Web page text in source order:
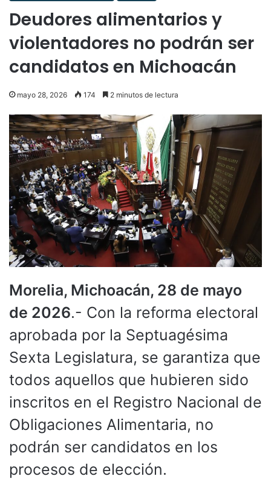
Deudores alimentarios y
violentadores no podrán ser
candidatos en Michoacán
mayo 28, 2026 174 2 minutos de lectura
Morelia, Michoacán, 28 de mayo
de 2026.- Con la reforma electoral
aprobada por la Septuagésima
Sexta Legislatura, se garantiza que
todos aquellos que hubieren sido
inscritos en el Registro Nacional de
Obligaciones Alimentaria, no
podrán ser candidatos en los
procesos de elección.